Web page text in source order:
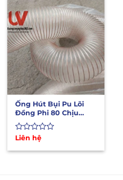
Ống Hút Bụi Pu Lõi
Đồng Phi 80 Chịu
Nhiệt Độ Cao
Được
hạng
Liên hệ